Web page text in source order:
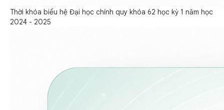
Thời khóa biểu hệ Đại học chính quy khóa 62 học kỳ 1 năm học
2024 - 2025